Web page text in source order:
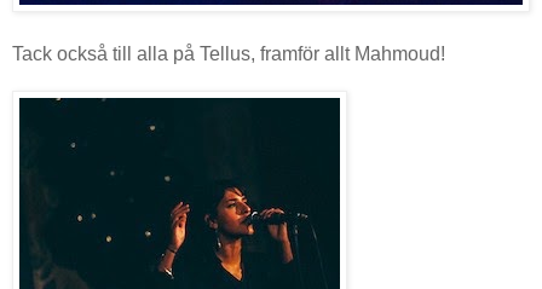
Tack också till alla på Tellus, framför allt Mahmoud!